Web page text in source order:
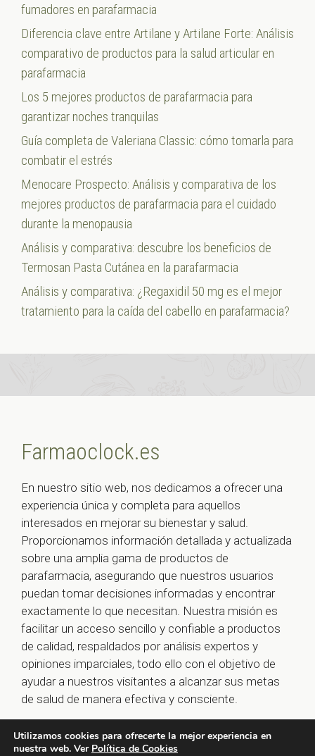
fumadores en parafarmacia
Diferencia clave entre Artilane y Artilane Forte: Análisis
comparativo de productos para la salud articular en
parafarmacia
Los 5 mejores productos de parafarmacia para
garantizar noches tranquilas
Guía completa de Valeriana Classic: cómo tomarla para
combatir el estrés
Menocare Prospecto: Análisis y comparativa de los
mejores productos de parafarmacia para el cuidado
durante la menopausia
Análisis y comparativa: descubre los beneficios de
Termosan Pasta Cutánea en la parafarmacia
Análisis y comparativa: ¿Regaxidil 50 mg es el mejor
tratamiento para la caída del cabello en parafarmacia?
Farmaoclock.es
En nuestro sitio web, nos dedicamos a ofrecer una
experiencia única y completa para aquellos
interesados en mejorar su bienestar y salud.
Proporcionamos información detallada y actualizada
sobre una amplia gama de productos de
parafarmacia, asegurando que nuestros usuarios
puedan tomar decisiones informadas y encontrar
exactamente lo que necesitan. Nuestra misión es
facilitar un acceso sencillo y confiable a productos
de calidad, respaldados por análisis expertos y
opiniones imparciales, todo ello con el objetivo de
ayudar a nuestros visitantes a alcanzar sus metas
de salud de manera efectiva y consciente.
Utilizamos cookies para ofrecerte la mejor experiencia en
nuestra web. Ver Política de Cookies